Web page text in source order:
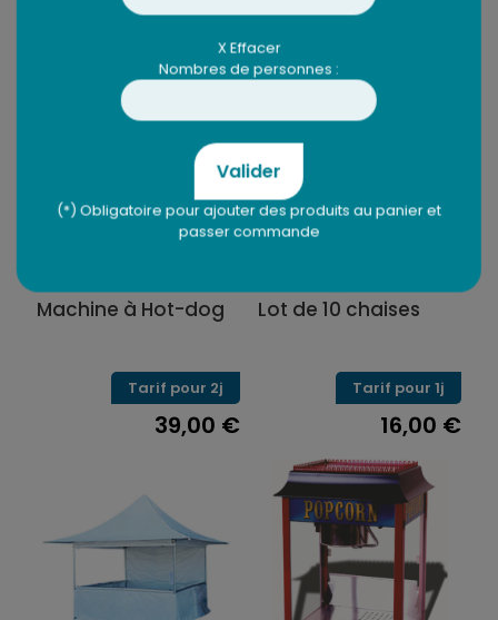
Produits similaires
Machine à Hot-dog
Tarif pour 2j
39,00 €
Lot de 10 chaises
Tarif pour 1j
16,00 €
X Effacer
Nombres de personnes :
Valider
(*) Obligatoire pour ajouter des produits au panier et
passer commande